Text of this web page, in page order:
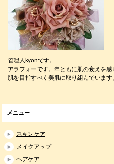
管理人kyonです。
アラフォーです。年ともに肌の衰えを
肌を目指すべく美肌に取り組んでいます
メニュー
スキンケア
メイクアップ
ヘアケア